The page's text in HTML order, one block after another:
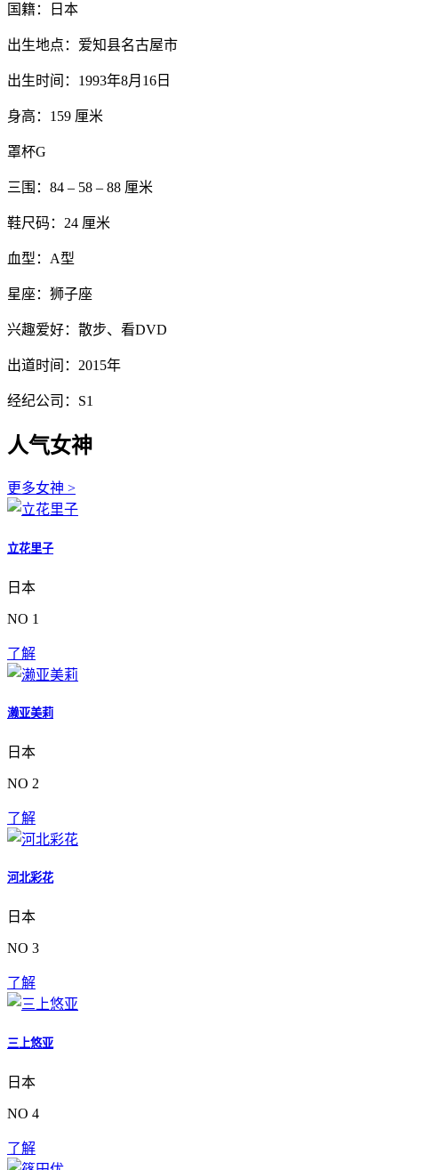
国籍：日本
出生地点：爱知县名古屋市
出生时间：1993年8月16日
身高：159 厘米
罩杯G
三围：84 – 58 – 88 厘米
鞋尺码：24 厘米
血型：A型
星座：狮子座
兴趣爱好：散步、看DVD
出道时间：2015年
经纪公司：S1
人气女神
更多女神 >
立花里子
日本
NO 1
了解
濑亚美莉
日本
NO 2
了解
河北彩花
日本
NO 3
了解
三上悠亚
日本
NO 4
了解